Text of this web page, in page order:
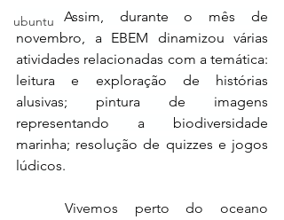
ubuntu
	Assim, durante o mês de
novembro, a EBEM dinamizou várias
atividades relacionadas com a temática:
leitura e exploração de histórias
alusivas; pintura de imagens
representando a biodiversidade
marinha; resolução de quizzes e jogos
lúdicos.